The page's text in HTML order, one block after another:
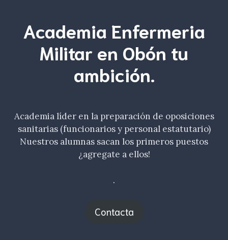
Academia Enfermeria
Militar en Obón tu
ambición.
Academia líder en la preparación de oposiciones
sanitarias (funcionarios y personal estatutario)
Nuestros alumnas sacan los primeros puestos
¿agregate a ellos!
.
Contacta